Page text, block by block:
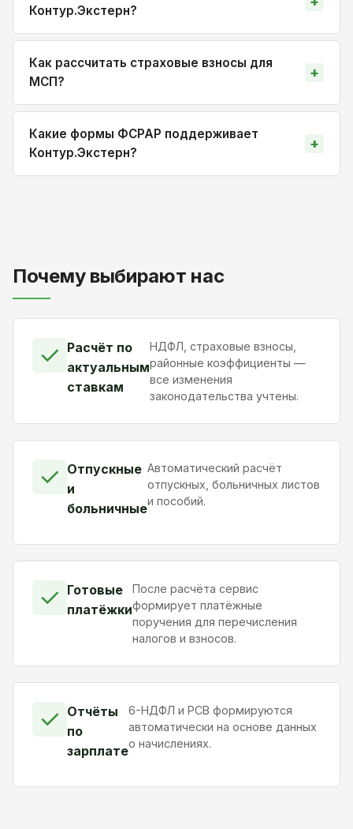
Контур.Экстерн?
Как рассчитать страховые взносы для
МСП?
Какие формы ФСРАР поддерживает
Контур.Экстерн?
Почему выбирают нас
✓ Расчёт по
актуальным
ставкам
НДФЛ, страховые взносы,
районные коэффициенты —
все изменения
законодательства учтены.
✓ Отпускные
и
больничные
Автоматический расчёт
отпускных, больничных листов
и пособий.
✓ Готовые
платёжки
После расчёта сервис
формирует платёжные
поручения для перечисления
налогов и взносов.
✓ Отчёты
по
зарплате
6-НДФЛ и РСВ формируются
автоматически на основе данных
о начислениях.